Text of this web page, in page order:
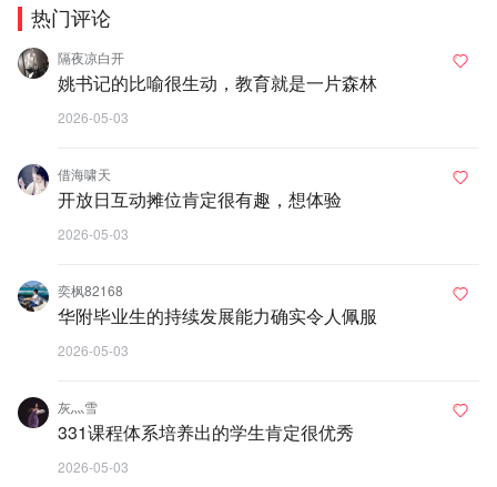
热门评论
隔夜凉白开
姚书记的比喻很生动，教育就是一片森林
2026-05-03
借海啸天
开放日互动摊位肯定很有趣，想体验
2026-05-03
奕枫82168
华附毕业生的持续发展能力确实令人佩服
2026-05-03
灰灬雪
331课程体系培养出的学生肯定很优秀
2026-05-03